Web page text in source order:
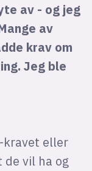
av - og jeg
av
krav om
Jeg ble
kravet eller
vil ha og